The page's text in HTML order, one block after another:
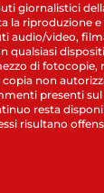
giornalistici
la riproduzione e
audio/video,
qualsiasi
di fotocopie,
non
presenti
resta
risultano